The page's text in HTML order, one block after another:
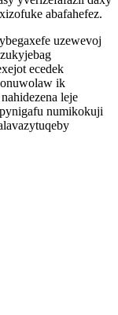
abafahefez.
uzewevoj
ecedek
ik
leje
numikokuji